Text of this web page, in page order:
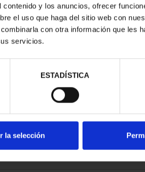
y los anuncios, ofrecer
el uso que haga del sitio web con
con otra información que les
servicios.
ESTADÍSTICA
la selección